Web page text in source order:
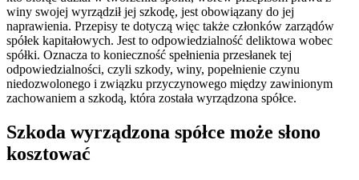
winy swojej wyrządził jej szkodę, jest obowiązany do jej
naprawienia. Przepisy te dotyczą więc także członków zarządów
spółek kapitałowych. Jest to odpowiedzialność deliktowa wobec
spółki. Oznacza to konieczność spełnienia przesłanek tej
odpowiedzialności, czyli szkody, winy, popełnienie czynu
niedozwolonego i związku przyczynowego między zawinionym
zachowaniem a szkodą, która została wyrządzona spółce.
Szkoda wyrządzona spółce może słono
kosztować